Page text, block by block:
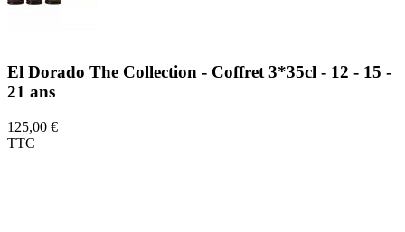
El Dorado The Collection - Coffret 3*35cl - 12 - 15 -
21 ans
125,00 €
TTC